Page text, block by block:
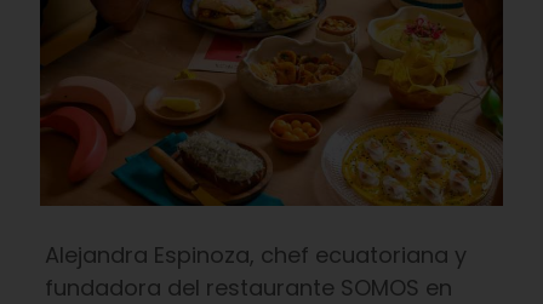
Alejandra Espinoza, chef ecuatoriana y
fundadora del restaurante SOMOS en